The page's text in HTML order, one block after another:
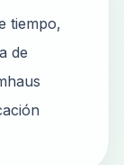
tiempo,
de